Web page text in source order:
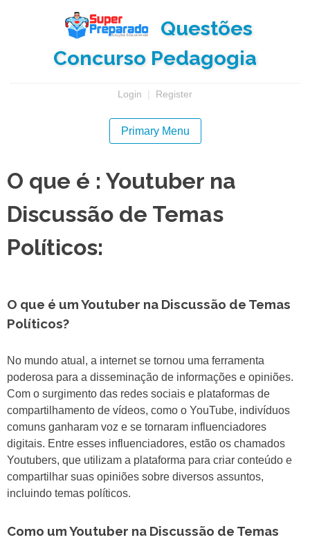
Questões
Concurso Pedagogia
Login | Register
Primary Menu
O que é : Youtuber na
Discussão de Temas
Políticos:
O que é um Youtuber na Discussão de Temas
Políticos?
No mundo atual, a internet se tornou uma ferramenta
poderosa para a disseminação de informações e opiniões.
Com o surgimento das redes sociais e plataformas de
compartilhamento de vídeos, como o YouTube, indivíduos
comuns ganharam voz e se tornaram influenciadores
digitais. Entre esses influenciadores, estão os chamados
Youtubers, que utilizam a plataforma para criar conteúdo e
compartilhar suas opiniões sobre diversos assuntos,
incluindo temas políticos.
Como um Youtuber na Discussão de Temas